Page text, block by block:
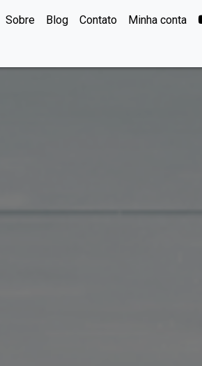
Sobre Blog Contato Minha conta